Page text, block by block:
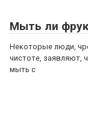
Мыть ли
Некоторые люди,
чистоте, заявляют,
мыть с